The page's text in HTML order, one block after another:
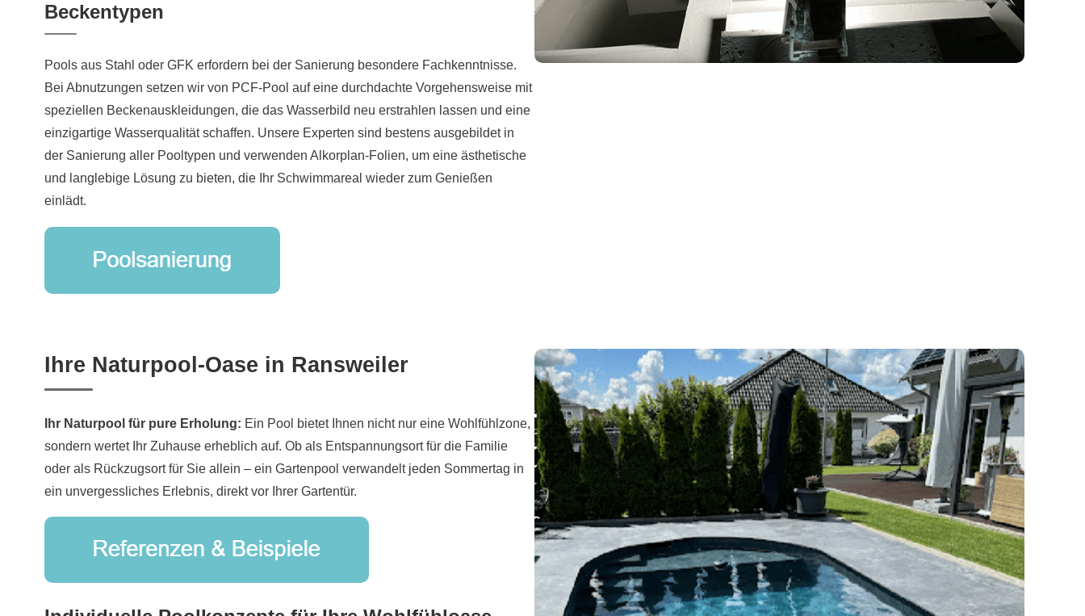
Beckentypen
Pools aus Stahl oder GFK erfordern bei der Sanierung besondere Fachkenntnisse.
Bei Abnutzungen setzen wir von PCF-Pool auf eine durchdachte Vorgehensweise mit
speziellen Beckenauskleidungen, die das Wasserbild neu erstrahlen lassen und eine
einzigartige Wasserqualität schaffen. Unsere Experten sind bestens ausgebildet in
der Sanierung aller Pooltypen und verwenden Alkorplan-Folien, um eine ästhetische
und langlebige Lösung zu bieten, die Ihr Schwimmareal wieder zum Genießen
einlädt.
Ihre Naturpool-Oase in Ransweiler
Ihr Naturpool für pure Erholung: Ein Pool bietet Ihnen nicht nur eine Wohlfühlzone,
sondern wertet Ihr Zuhause erheblich auf. Ob als Entspannungsort für die Familie
oder als Rückzugsort für Sie allein – ein Gartenpool verwandelt jeden Sommertag in
ein unvergessliches Erlebnis, direkt vor Ihrer Gartentür.